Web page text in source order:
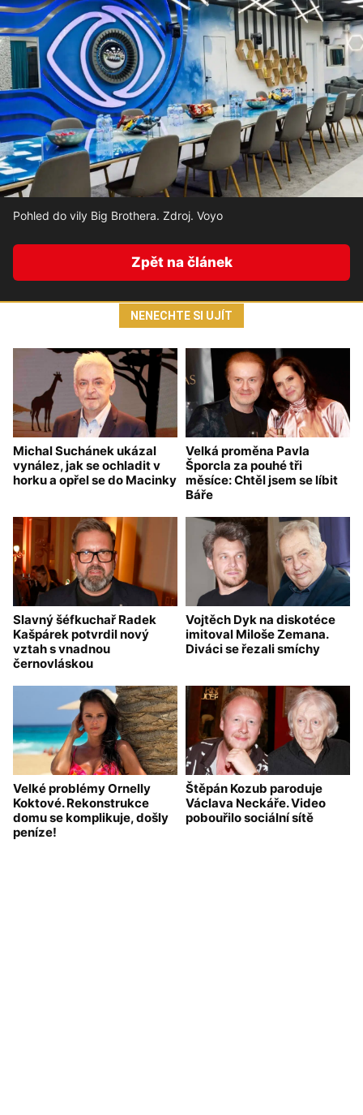
Pohled do vily Big Brothera. Zdroj. Voyo
Zpět na článek
NENECHTE SI UJÍT
Michal Suchánek ukázal
vynález, jak se ochladit v
horku a opřel se do Macinky
Velká proměna Pavla
Šporcla za pouhé tři
měsíce: Chtěl jsem se líbit
Báře
Slavný šéfkuchař Radek
Kašpárek potvrdil nový
vztah s vnadnou
černovláskou
Vojtěch Dyk na diskotéce
imitoval Miloše Zemana.
Diváci se řezali smíchy
Velké problémy Ornelly
Koktové. Rekonstrukce
domu se komplikuje, došly
peníze!
Štěpán Kozub paroduje
Václava Neckáře. Video
pobouřilo sociální sítě